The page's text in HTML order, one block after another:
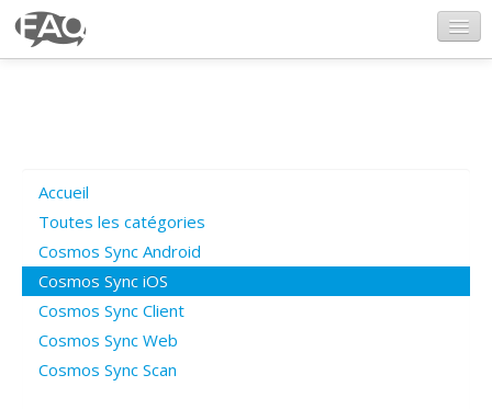
Poser une question
Questions ouvertes
Connexion
Accueil
Toutes les catégories
Cosmos Sync Android
Cosmos Sync iOS
Cosmos Sync Client
Cosmos Sync Web
Cosmos Sync Scan